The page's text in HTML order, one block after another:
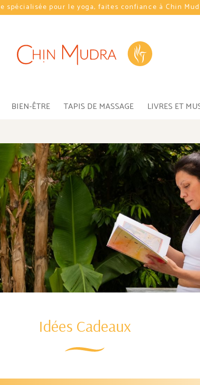
spécialisée pour le yoga, faites confiance à Chin
BIEN-ÊTRE TAPIS DE MASSAGE LIVRES ET
Idées Cadeaux